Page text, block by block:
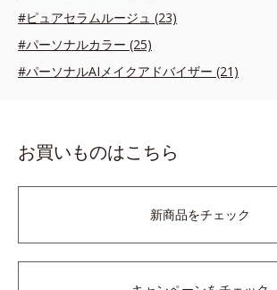
#ピュアセラムルージュ (23)
#パーソナルカラー (25)
#パーソナルAIメイクアドバイザー (21)
お買いものはこちら
新商品をチェック